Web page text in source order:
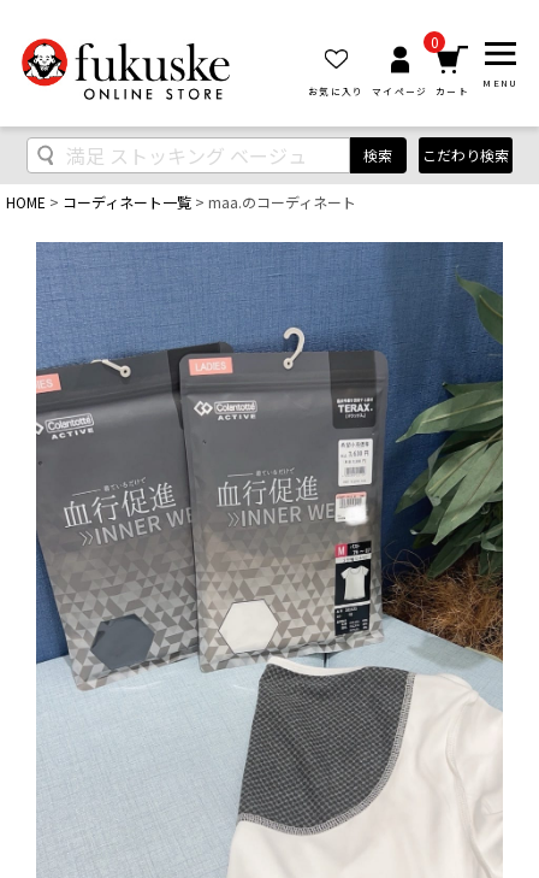
お気に入り マイページ
0
カート
MENU
検索 こだわり検索
HOME コーディネート一覧 maa.のコーディネート